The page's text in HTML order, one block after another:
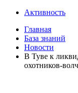
Активность
Главная
База знаний
Новости
В Туве к
охотников-